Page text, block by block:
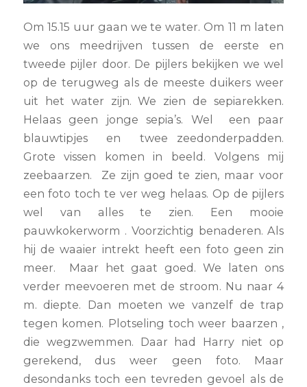
Om 15.15 uur gaan we te water. Om 11 m laten
we ons meedrijven tussen de eerste en
tweede pijler door. De pijlers bekijken we wel
op de terugweg als de meeste duikers weer
uit het water zijn. We zien de sepiarekken.
Helaas geen jonge sepia’s. Wel een paar
blauwtipjes en twee zeedonderpadden.
Grote vissen komen in beeld. Volgens mij
zeebaarzen. Ze zijn goed te zien, maar voor
een foto toch te ver weg helaas. Op de pijlers
wel van alles te zien. Een mooie
pauwkokerworm . Voorzichtig benaderen. Als
hij de waaier intrekt heeft een foto geen zin
meer. Maar het gaat goed. We laten ons
verder meevoeren met de stroom. Nu naar 4
m. diepte. Dan moeten we vanzelf de trap
tegen komen. Plotseling toch weer baarzen ,
die wegzwemmen. Daar had Harry niet op
gerekend, dus weer geen foto. Maar
desondanks toch een tevreden gevoel als de